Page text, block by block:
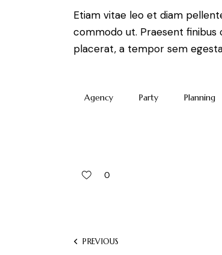
Etiam vitae leo et diam
commodo ut. Praesent finibus
placerat, a tempor sem
Agency Party Planning
0
PREVIOUS